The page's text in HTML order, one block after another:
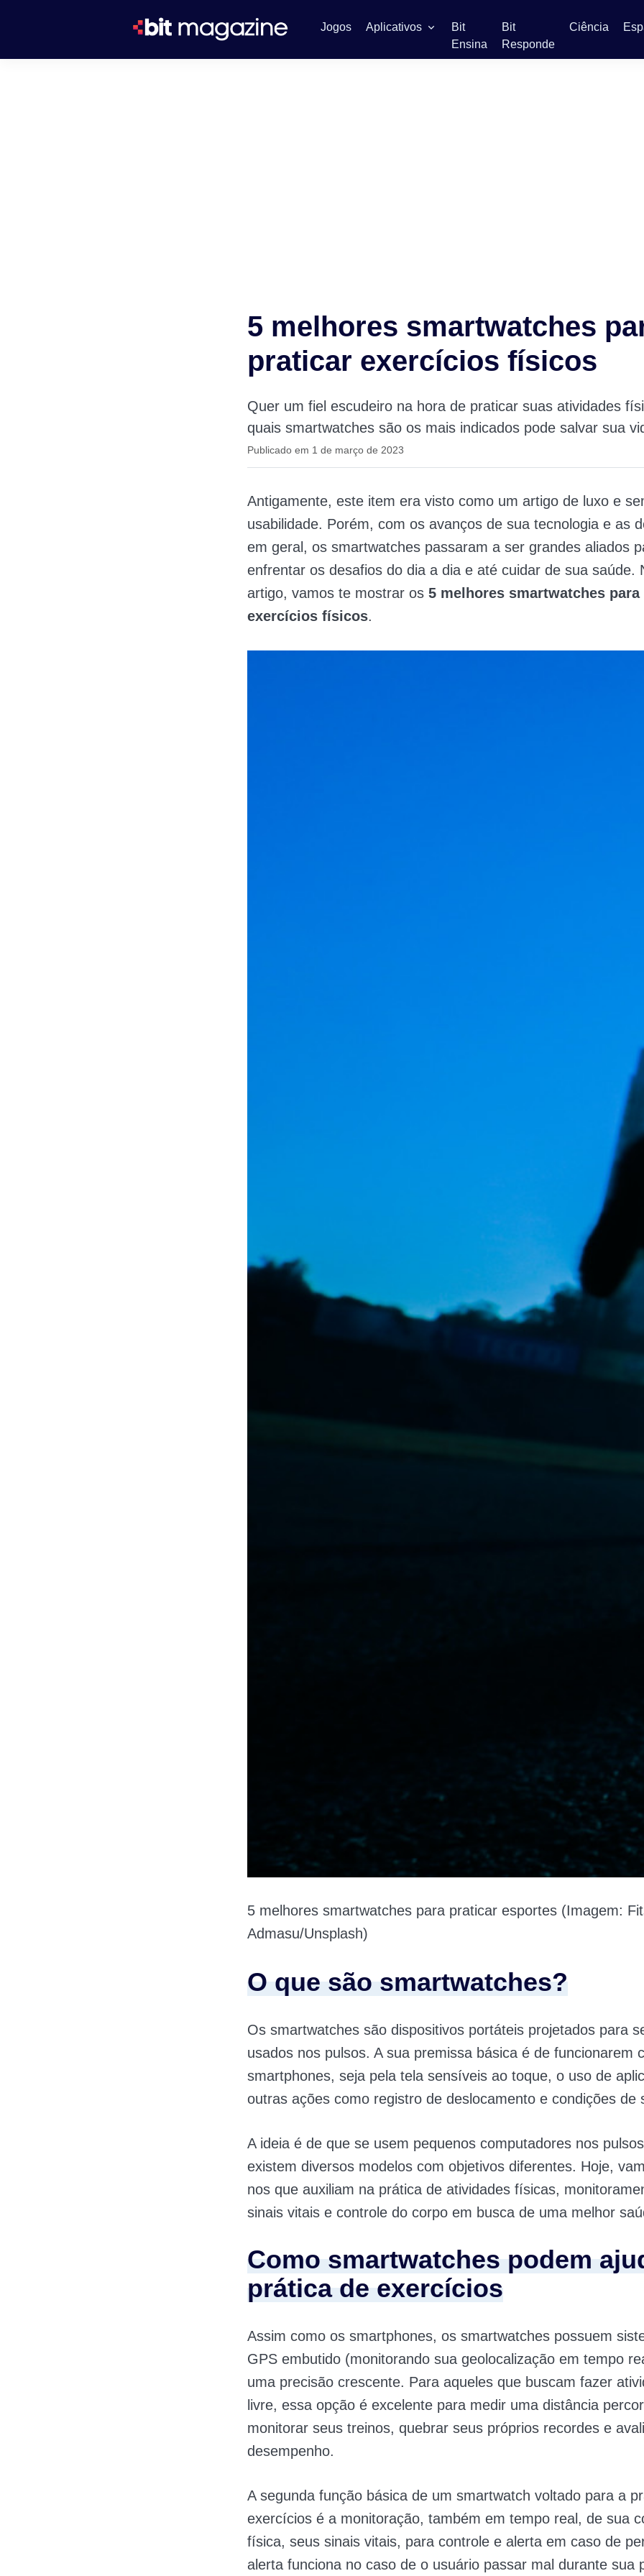
Jogos Aplicativos
Bit
Ensina
Bit
Responde
Ciência
5 melhores smartwatches
praticar exercícios físicos
Quer um fiel escudeiro na hora de praticar suas atividades
quais smartwatches são os mais indicados pode salvar sua
Publicado em 1 de março de 2023
Antigamente, este item era visto como um artigo de luxo e
usabilidade. Porém, com os avanços de sua tecnologia e as
em geral, os smartwatches passaram a ser grandes aliados
enfrentar os desafios do dia a dia e até cuidar de sua saúde.
artigo, vamos te mostrar os 5 melhores smartwatches
exercícios físicos.
5 melhores smartwatches para praticar esportes (Imagem:
Admasu/Unsplash)
O que são smartwatches?
Os smartwatches são dispositivos portáteis projetados para
usados nos pulsos. A sua premissa básica é de funcionarem
smartphones, seja pela tela sensíveis ao toque, o uso de
outras ações como registro de deslocamento e condições de
A ideia é de que se usem pequenos computadores nos
existem diversos modelos com objetivos diferentes. Hoje,
nos que auxiliam na prática de atividades físicas,
sinais vitais e controle do corpo em busca de uma melhor
Como smartwatches podem
prática de exercícios
Assim como os smartphones, os smartwatches possuem
GPS embutido (monitorando sua geolocalização em tempo
uma precisão crescente. Para aqueles que buscam fazer
livre, essa opção é excelente para medir uma distância
monitorar seus treinos, quebrar seus próprios recordes e
desempenho.
A segunda função básica de um smartwatch voltado para a
exercícios é a monitoração, também em tempo real, de sua
física, seus sinais vitais, para controle e alerta em caso de
alerta funciona no caso de o usuário passar mal durante sua